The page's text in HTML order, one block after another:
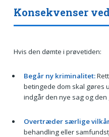
Konsekvenser
Hvis den dømte i prøvetiden:
Begår ny kriminalitet:
betingede dom skal gøres
indgår den nye sag og den
Overtræder særlige
behandling eller